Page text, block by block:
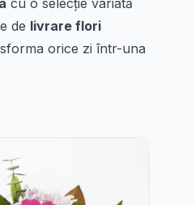
cu o selecție variată
de livrare flori
orice zi într-una